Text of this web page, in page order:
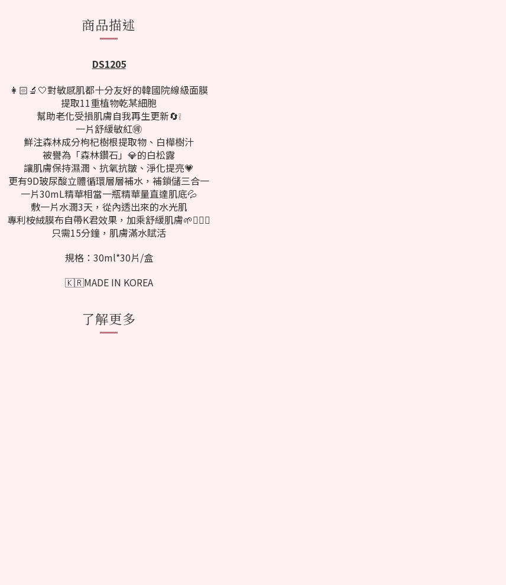
商品描述
DS1205
👩🏻‍🔬🤍對敏感肌都十分友好的韓國院線級面膜
提取11重植物乾某細胞
幫助老化受損肌膚自我再生更新🔄❕
一片舒緩敏紅🉐
鮮注森林成分枸杞樹根提取物、白樺樹汁
被譽為「森林鑽石」💎的白松露
讓肌膚保持濕潤、抗氧抗皺、淨化提亮💗
更有9D玻尿酸立體循環層層補水，補鎖儲三合一
一片30mL精華相當一瓶精華量直達肌底💦
敷一片水潤3天，從內透出來的水光肌
專利桉絨膜布自帶K君效果，加乘舒緩肌膚🌱🧖🏻‍♀️
只需15分鐘，肌膚滿水賦活
規格：30ml*30片/盒
🇰🇷MADE IN KOREA
了解更多